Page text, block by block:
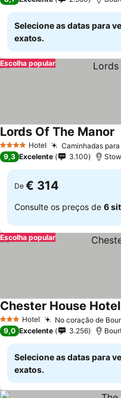
Selecione as datas para
exatos.
Escolha popular
4 EstrelasHotel Caminhadas
Lords Of The Manor
9,3 Excelente 3.100
De € 314
Consulte os preços de 6
Escolha popular
3 EstrelasHotel No coração de
Chester House Hotel
9,0 Excelente 3.256
Selecione as datas para
exatos.